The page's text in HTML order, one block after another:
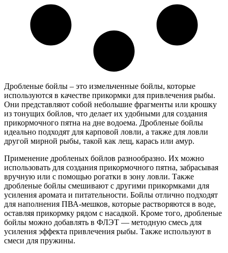
Дробленые бойлы – это измельченные бойлы, которые
используются в качестве прикормки для привлечения рыбы.
Они представляют собой небольшие фрагменты или крошку
из тонущих бойлов, что делает их удобными для создания
прикормочного пятна на дне водоема. Дробленые бойлы
идеально подходят для карповой ловли, а также для ловли
другой мирной рыбы, такой как лещ, карась или амур.
Применение дробленых бойлов разнообразно. Их можно
использовать для создания прикормочного пятна, забрасывая
вручную или с помощью рогатки в зону ловли. Также
дробленые бойлы смешивают с другими прикормками для
усиления аромата и питательности. Бойлы отлично подходят
для наполнения ПВА-мешков, которые растворяются в воде,
оставляя прикормку рядом с насадкой. Кроме того, дробленые
бойлы можно добавлять в ФЛЭТ — методную смесь для
усиления эффекта привлечения рыбы. Также используют в
смеси для пружины.